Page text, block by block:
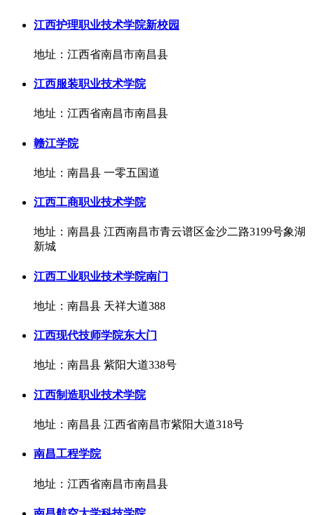
江西护理职业技术学院新校园
地址：江西省南昌市南昌县
江西服装职业技术学院
地址：江西省南昌市南昌县
赣江学院
地址：南昌县 一零五国道
江西工商职业技术学院
地址：南昌县 江西南昌市青云谱区金沙二路3199号象湖
新城
江西工业职业技术学院南门
地址：南昌县 天祥大道388
江西现代技师学院东大门
地址：南昌县 紫阳大道338号
江西制造职业技术学院
地址：南昌县 江西省南昌市紫阳大道318号
南昌工程学院
地址：江西省南昌市南昌县